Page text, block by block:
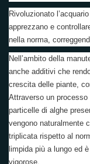
Rivoluzionato
apprezzano e
nella norma,
Nell’ambito della
anche additivi che
crescita delle piante,
Attraverso un
particelle di alghe
vengono naturalmente
triplicata rispetto al
limpida più a lungo ed
vigorose.